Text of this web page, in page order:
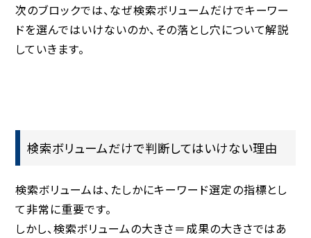
次のブロックでは、なぜ検索ボリュームだけでキーワー
ドを選んではいけないのか、その落とし穴について解説
していきます。
検索ボリュームだけで判断してはいけない理由
検索ボリュームは、たしかにキーワード選定の指標とし
て非常に重要です。
しかし、検索ボリュームの大きさ＝成果の大きさではあ